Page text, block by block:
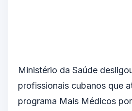
Ministério da Saúde
profissionais cubanos que
programa Mais Médicos